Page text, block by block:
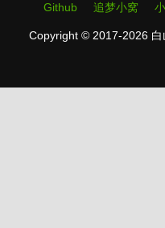
Github
追梦小窝
Copyright © 2017-2026 白